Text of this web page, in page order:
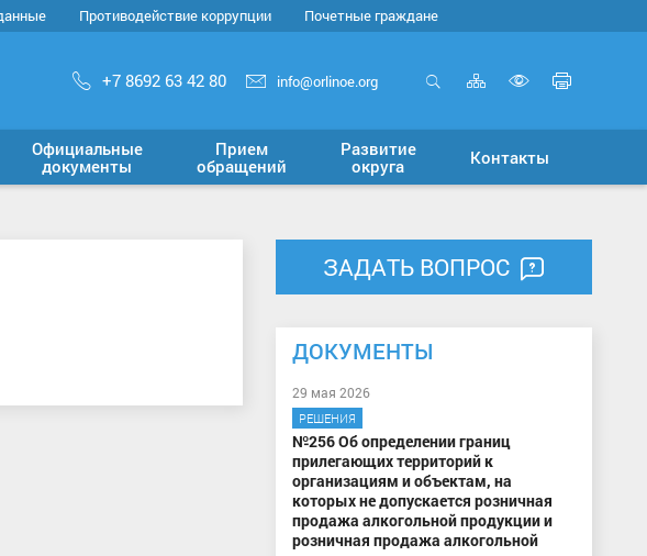
Противодействие коррупции Почетные граждане
+7 8692 63 42 80 info@orlinoe.org Карта
сайта
версию
для
Официальные
документы
Прием
обращений
Развитие
округа
Контакты
ЗАДАТЬ ВОПРОС
ДОКУМЕНТЫ
29 мая 2026
РЕШЕНИЯ
№256 Об определении границ
прилегающих территорий к
организациям и объектам, на
которых не допускается розничная
продажа алкогольной продукции и
розничная продажа алкогольной